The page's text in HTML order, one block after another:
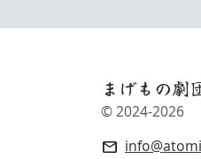
まげもの劇
© 2024-2026
mail